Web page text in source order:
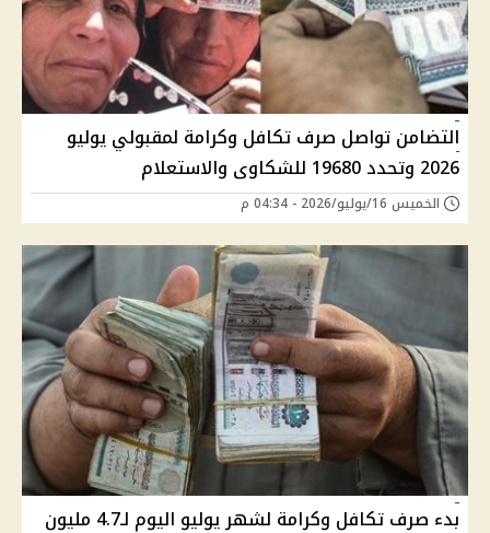
التضامن تواصل صرف تكافل وكرامة لمقبولي يوليو
2026 وتحدد 19680 للشكاوى والاستعلام
الخميس 16/يوليو/2026 - 04:34 م
بدء صرف تكافل وكرامة لشهر يوليو اليوم لـ4.7 مليون